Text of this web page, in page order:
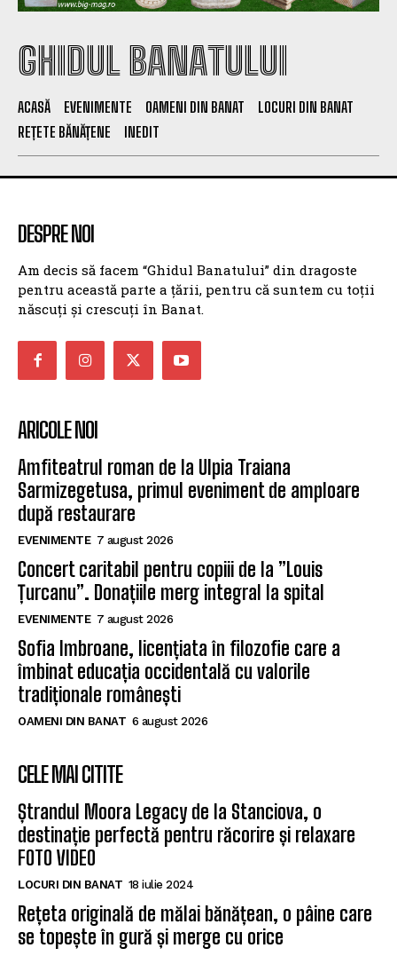
GHIDUL BANATULUI
ACASĂ EVENIMENTE OAMENI DIN BANAT
LOCURI DIN BANAT
REȚETE BĂNĂȚENE
INEDIT
DESPRE NOI
Am decis să facem “Ghidul Banatului” din dragoste
pentru această parte a țării, pentru că suntem cu toții
născuți și crescuți în Banat.
ARICOLE NOI
Amfiteatrul roman de la Ulpia Traiana
Sarmizegetusa, primul eveniment de amploare
după restaurare
EVENIMENTE 7 august 2026
Concert caritabil pentru copiii de la ”Louis
Țurcanu”. Donațiile merg integral la spital
EVENIMENTE 7 august 2026
Sofia Imbroane, licențiata în filozofie care a
îmbinat educația occidentală cu valorile
tradiționale românești
OAMENI DIN BANAT 6 august 2026
CELE MAI CITITE
Ștrandul Moora Legacy de la Stanciova, o
destinație perfectă pentru răcorire și relaxare
FOTO VIDEO
LOCURI DIN BANAT 18 iulie 2024
Rețeta originală de mălai bănățean, o pâine care
se topește în gură și merge cu orice